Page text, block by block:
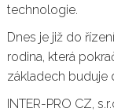
technologie.
Dnes je již do
rodina, která
základech buduje
INTER-PRO CZ,